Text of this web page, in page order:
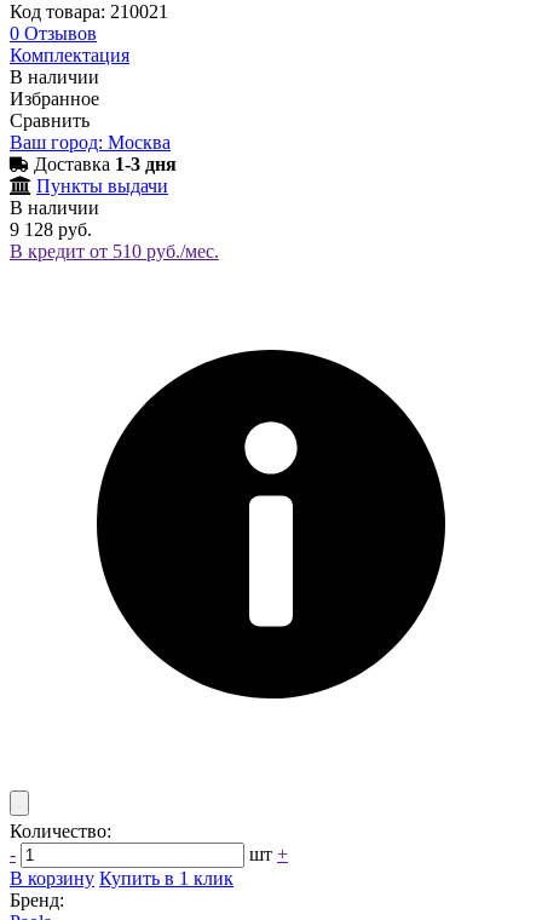
Код товара: 210021
0 Отзывов
Комплектация
В наличии
Избранное
Сравнить
Ваш город: Москва
Доставка 1-3 дня
Пункты выдачи
В наличии
9 128 руб.
В кредит от 510 руб./мес.
Количество:
-
шт +
В корзину Купить в 1 клик
Бренд: